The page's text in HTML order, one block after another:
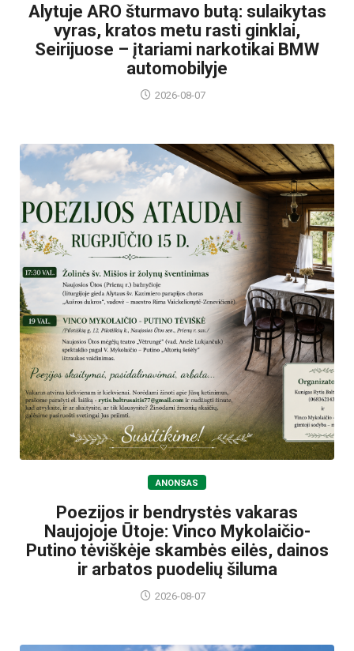
Alytuje ARO šturmavo butą: sulaikytas
vyras, kratos metu rasti ginklai,
Seirijuose – įtariami narkotikai BMW
automobilyje
2026-08-07
ANONSAS
Poezijos ir bendrystės vakaras
Naujojoje Ūtoje: Vinco Mykolaičio-
Putino tėviškėje skambės eilės, dainos
ir arbatos puodelių šiluma
2026-08-07